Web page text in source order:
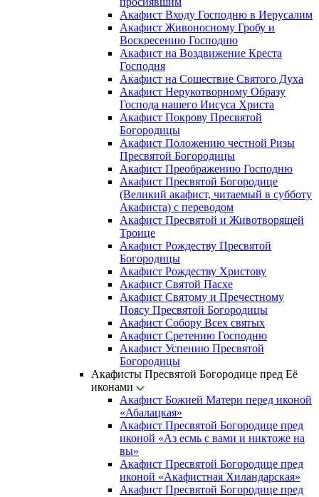
Акафист Входу Господню в Иерусалим
Акафист Живоносному Гробу и
Воскресению Господню
Акафист на Воздвижение Креста
Господня
Акафист на Сошествие Святого Духа
Акафист Нерукотворному Образу
Господа нашего Иисуса Христа
Акафист Покрову Пресвятой
Богородицы
Акафист Положению честной Ризы
Пресвятой Богородицы
Акафист Преображению Господню
Акафист Пресвятой Богородице
(Великий акафист, читаемый в субботу
Акафиста) с переводом
Акафист Пресвятой и Животворящей
Троице
Акафист Рождеству Пресвятой
Богородицы
Акафист Рождеству Христову
Акафист Святой Пасхе
Акафист Святому и Пречестному
Поясу Пресвятой Богородицы
Акафист Собору Всех святых
Акафист Сретению Господню
Акафист Успению Пресвятой
Богородицы
Акафисты Пресвятой Богородице пред Её
иконами
Акафист Божией Матери перед иконой
«Абалацкая»
Акафист Пресвятой Богородице пред
иконой «Аз есмь с вами и никтоже на
вы»
Акафист Пресвятой Богородице пред
иконой «Акафистная Хиландарская»
Акафист Пресвятой Богородице пред